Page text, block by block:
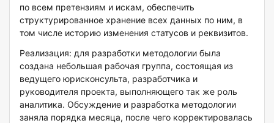
по всем претензиям и искам, обеспечить
структурированное хранение всех данных по ним, в
том числе историю изменения статусов и реквизитов.
Реализация: для разработки методологии была
создана небольшая рабочая группа, состоящая из
ведущего юрисконсульта, разработчика и
руководителя проекта, выполняющего так же роль
аналитика. Обсуждение и разработка методологии
заняла порядка месяца, после чего корректировалась